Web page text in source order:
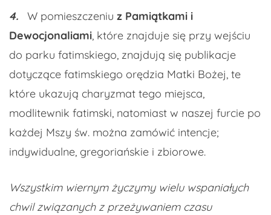
4. W pomieszczeniu z Pamiątkami i
Dewocjonaliami, które znajduje się przy wejściu
do parku fatimskiego, znajdują się publikacje
dotyczące fatimskiego orędzia Matki Bożej, te
które ukazują charyzmat tego miejsca,
modlitewnik fatimski, natomiast w naszej furcie po
każdej Mszy św. można zamówić intencje;
indywidualne, gregoriańskie i zbiorowe.
Wszystkim wiernym życzymy wielu wspaniałych
chwil związanych z przeżywaniem czasu